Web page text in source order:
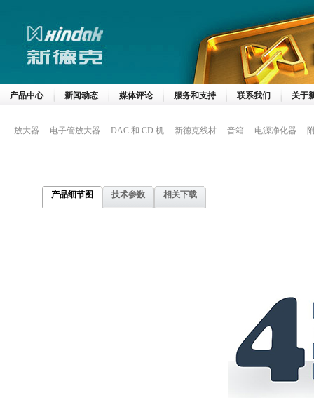
产品中心 新闻动态 媒体评论 服务和支持 联系我们 关于
放大器 电子管放大器 DAC 和 CD 机 新德克线材 音箱 电源净化器
产品细节图 技术参数 相关下载